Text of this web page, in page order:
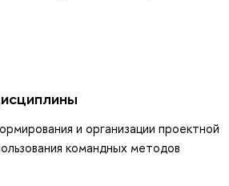
и организации проектной
командных методов